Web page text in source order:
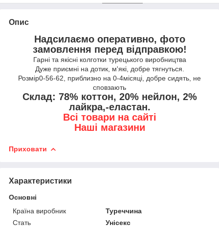
Опис
Надсилаємо оперативно, фото
замовлення перед відправкою!
Гарні та якісні колготки турецького виробництва
Дуже приємні на дотик, м'які, добре тягнуться.
Розмір0-56-62, приблизно на 0-4місяці, добре сидять, не
сповзають
Склад: 78% коттон, 20% нейлон, 2%
лайкра,-еластан.
Всі товари на сайті
Наші магазини
Приховати
Характеристики
Основні
Країна виробник
Туреччина
Стать
Унісекс